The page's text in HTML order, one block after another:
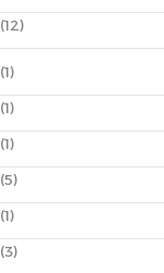
(12)
(1)
(1)
(1)
(5)
(1)
(3)